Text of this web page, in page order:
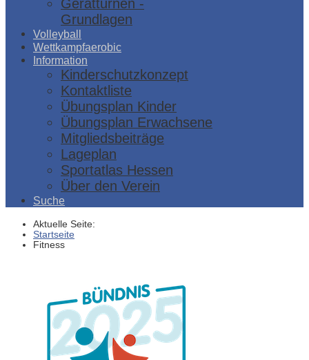
Gerätturnen -
Grundlagen
Volleyball
Wettkampfaerobic
Information
Kinderschutzkonzept
Kontaktliste
Übungsplan Kinder
Übungsplan Erwachsene
Mitgliedsbeiträge
Lageplan
Sportatlas Hessen
Über den Verein
Suche
Aktuelle Seite:
Startseite
Fitness